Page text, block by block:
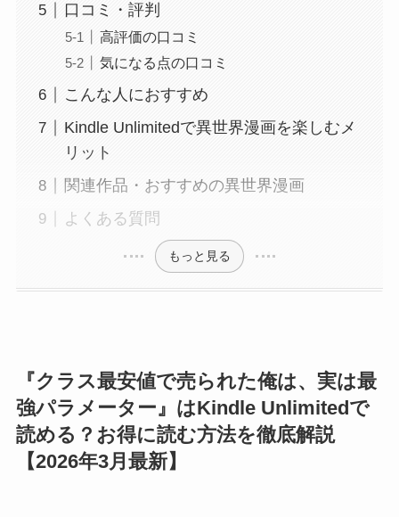
口コミ・評判
高評価の口コミ
気になる点の口コミ
こんな人におすすめ
Kindle Unlimitedで異世界漫画を楽しむメ
リット
関連作品・おすすめの異世界漫画
よくある質問
もっと見る
『クラス最安値で売られた俺は、実は最
強パラメーター』はKindle Unlimitedで
読める？お得に読む方法を徹底解説
【2026年3月最新】